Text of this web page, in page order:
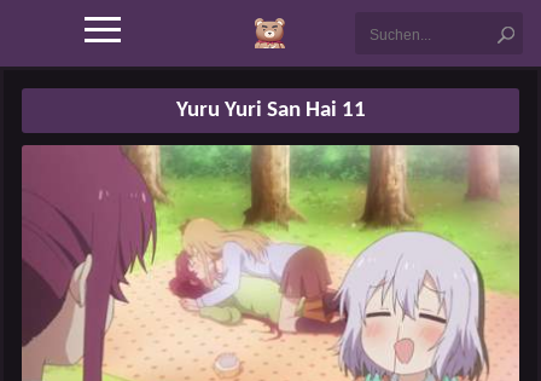
Yuru Yuri San Hai 11